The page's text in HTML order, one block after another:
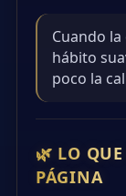
Cuando
hábito
poco la
🌿 LO
PÁGINA